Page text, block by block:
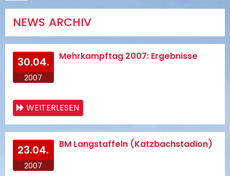
NEWS ARCHIV
30.04.
2007
Mehrkampftag 2007: Ergebnisse
WEITERLESEN
23.04.
2007
BM Langstaffeln (Katzbachstadion)